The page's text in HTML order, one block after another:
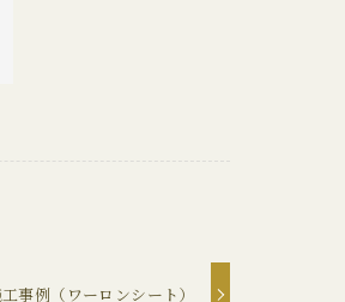
事例（ワーロンシート）